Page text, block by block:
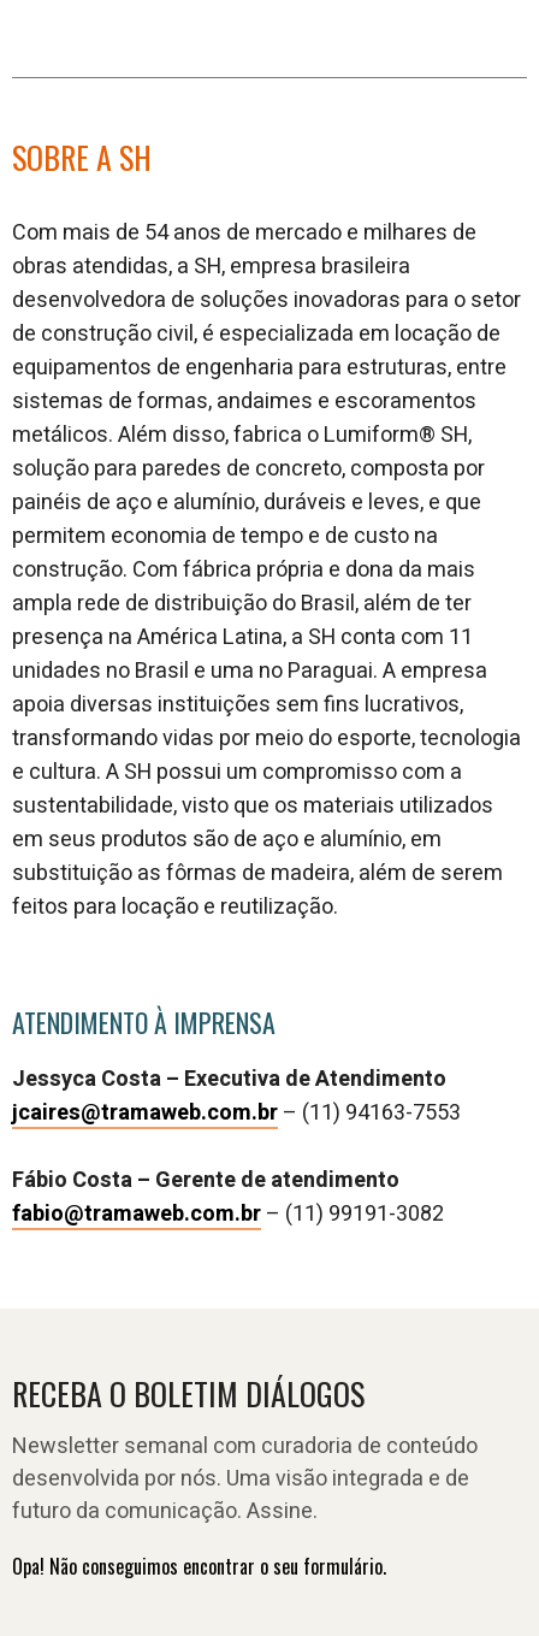
SOBRE A SH
Com mais de 54 anos de mercado e milhares de
obras atendidas, a SH, empresa brasileira
desenvolvedora de soluções inovadoras para o setor
de construção civil, é especializada em locação de
equipamentos de engenharia para estruturas, entre
sistemas de formas, andaimes e escoramentos
metálicos. Além disso, fabrica o Lumiform® SH,
solução para paredes de concreto, composta por
painéis de aço e alumínio, duráveis e leves, e que
permitem economia de tempo e de custo na
construção. Com fábrica própria e dona da mais
ampla rede de distribuição do Brasil, além de ter
presença na América Latina, a SH conta com 11
unidades no Brasil e uma no Paraguai. A empresa
apoia diversas instituições sem fins lucrativos,
transformando vidas por meio do esporte, tecnologia
e cultura. A SH possui um compromisso com a
sustentabilidade, visto que os materiais utilizados
em seus produtos são de aço e alumínio, em
substituição as fôrmas de madeira, além de serem
feitos para locação e reutilização.
ATENDIMENTO À IMPRENSA
Jessyca Costa – Executiva de Atendimento
jcaires@tramaweb.com.br– (11) 94163-7553
Fábio Costa – Gerente de atendimento
fabio@tramaweb.com.br– (11) 99191-3082
RECEBA O BOLETIM DIÁLOGOS
Newsletter semanal com curadoria de conteúdo
desenvolvida por nós. Uma visão integrada e de
futuro da comunicação. Assine.
Opa! Não conseguimos encontrar o seu formulário.